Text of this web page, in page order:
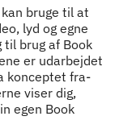
bruge til at
lyd og egne
til brug af Book
er udarbejdet
konceptet fra-
viser dig,
egen Book